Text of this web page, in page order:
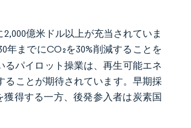
億米ドル以上が充当されていま
年までにCO₂を30%削減することを
るパイロット操業は、再生可能エネ
ることが期待されています。早期採
得する一方、後発参入者は炭素国